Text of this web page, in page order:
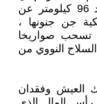
كوبا في الجهة الثانية من البحر وتبعد 96 كيلومتر عن
جن جنونها ،
تسحب صواريخا
النووي من
العيش وفقدان